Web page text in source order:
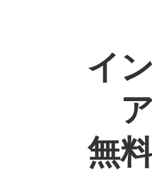
イ
無